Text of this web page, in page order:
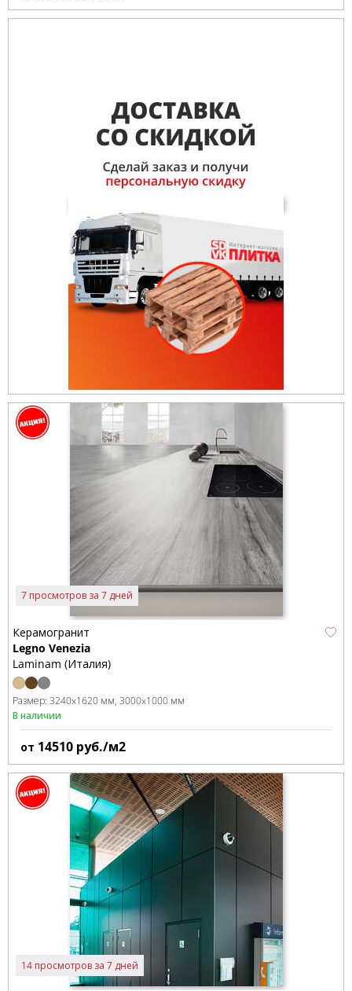
7 просмотров за 7 дней
Керамогранит
Legno Venezia
Laminam (Италия)
Размер: 3240x1620 мм 3000x1000 мм
В наличии
от 14510 руб./м2
14 просмотров за 7 дней